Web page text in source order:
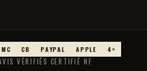
MC CB PAYPAL APPLE 4×
VÉRIFIÉS CERTIFIÉ NF